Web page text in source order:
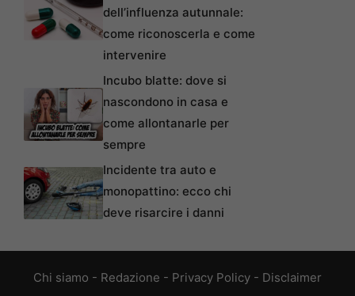
dell’influenza autunnale:
come riconoscerla e come
intervenire
Incubo blatte: dove si
nascondono in casa e
come allontanarle per
sempre
Incidente tra auto e
monopattino: ecco chi
deve risarcire i danni
Chi siamo - Redazione - Privacy Policy - Disclaimer